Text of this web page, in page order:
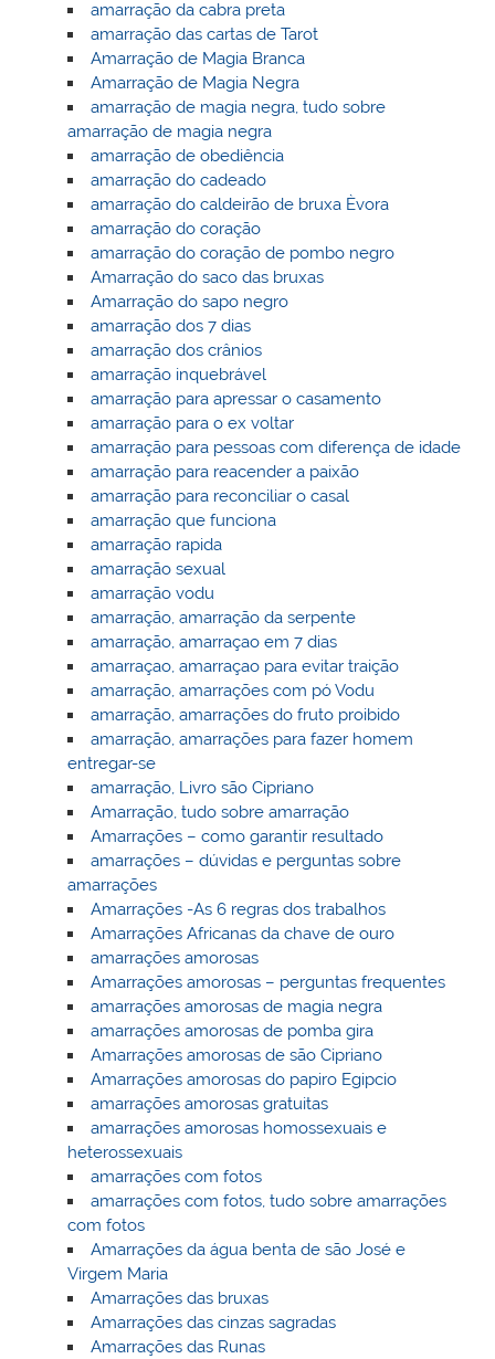
amarração da cabra preta
amarração das cartas de Tarot
Amarração de Magia Branca
Amarração de Magia Negra
amarração de magia negra, tudo sobre
amarração de magia negra
amarração de obediência
amarração do cadeado
amarração do caldeirão de bruxa Èvora
amarração do coração
amarração do coração de pombo negro
Amarração do saco das bruxas
Amarração do sapo negro
amarração dos 7 dias
amarração dos crânios
amarração inquebrável
amarração para apressar o casamento
amarração para o ex voltar
amarração para pessoas com diferença de idade
amarração para reacender a paixão
amarração para reconciliar o casal
amarração que funciona
amarração rapida
amarração sexual
amarração vodu
amarração, amarração da serpente
amarração, amarraçao em 7 dias
amarraçao, amarraçao para evitar traição
amarração, amarrações com pó Vodu
amarração, amarrações do fruto proibido
amarração, amarrações para fazer homem
entregar-se
amarração, Livro são Cipriano
Amarração, tudo sobre amarração
Amarrações – como garantir resultado
amarrações – dúvidas e perguntas sobre
amarrações
Amarrações -As 6 regras dos trabalhos
Amarrações Africanas da chave de ouro
amarrações amorosas
Amarrações amorosas – perguntas frequentes
amarrações amorosas de magia negra
amarrações amorosas de pomba gira
Amarrações amorosas de são Cipriano
Amarrações amorosas do papiro Egipcio
amarrações amorosas gratuitas
amarrações amorosas homossexuais e
heterossexuais
amarrações com fotos
amarrações com fotos, tudo sobre amarrações
com fotos
Amarrações da água benta de são José e
Virgem Maria
Amarrações das bruxas
Amarrações das cinzas sagradas
Amarrações das Runas